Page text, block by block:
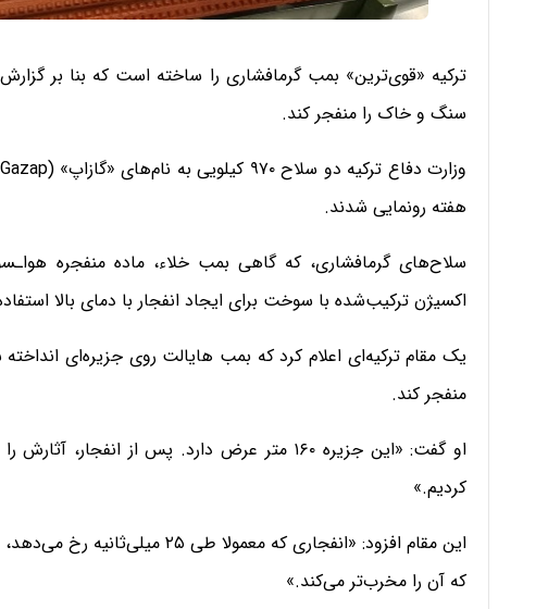
سنگ و خاک را منفجر کند.
هفته رونمایی شدند.
سلاح‌های گرمافشاری، که گاهی بمب خلاء، ماده منفجره
اکسیژن ترکیب‌شده با سوخت برای ایجاد انفجار با دمای بالا
منفجر کند.
او گفت: «این جزیره ۱۶۰ متر عرض دارد. پس از
کردیم.»
که آن را مخرب‌تر می‌کند.»